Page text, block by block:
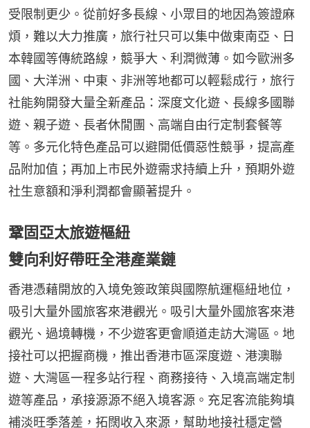
受限制更少。從前好多長線、小眾目的地因為簽證麻
煩，難以大力推廣，旅行社只可以集中做東南亞、日
本韓國等傳統路線，競爭大、利潤微薄。如今歐洲多
國、大洋洲、中東、非洲等地都可以輕鬆成行，旅行
社能夠開發大量全新產品：深度文化遊、長線多國聯
遊、親子遊、長者休閒團、高端自由行定制套餐等
等。多元化特色產品可以避開低價惡性競爭，提高產
品附加值；再加上市民外遊需求持續上升，預期外遊
社生意額和淨利潤都會顯著提升。
鞏固亞太旅遊樞紐
雙向利好帶旺全港產業鏈
香港憑藉開放的入境免簽政策與國際航運樞紐地位，
吸引大量外國旅客來港觀光。吸引大量外國旅客來港
觀光、過境轉機，不少遊客更會順道走訪大灣區。地
接社可以把握商機，推出香港市區深度遊、港澳聯
遊、大灣區一程多站行程、商務接待、入境高端定制
遊等產品，承接源源不絕入境客源。充足客流能夠填
補淡旺季落差，拓闊收入來源，幫助地接社穩定營